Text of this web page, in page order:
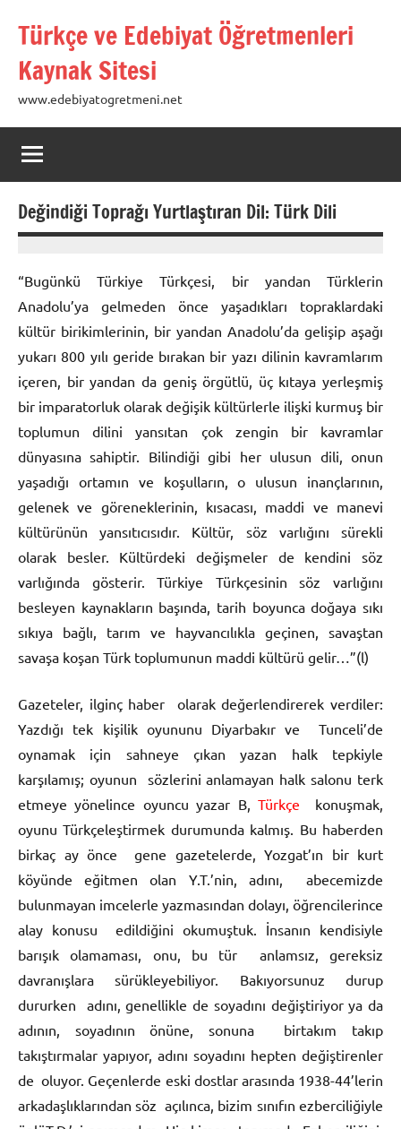
Türkçe ve Edebiyat Öğretmenleri
Kaynak Sitesi
www.edebiyatogretmeni.net
Değindiği Toprağı Yurtlaştıran Dil: Türk Dili
Ocak
2013
“Bugünkü Türkiye Türkçesi, bir yandan Türklerin
Anadolu’ya gelmeden önce yaşadıkları topraklardaki
kültür birikimlerinin, bir yandan Anadolu’da gelişip aşağı
yukarı 800 yılı geride bırakan bir yazı dilinin kavramlarım
içeren, bir yandan da geniş örgütlü, üç kıtaya yerleşmiş
bir imparatorluk olarak değişik kültürlerle ilişki kurmuş bir
toplumun dilini yansıtan çok zengin bir kavramlar
dünyasına sahiptir. Bilindiği gibi her ulusun dili, onun
yaşadığı ortamın ve koşulların, o ulusun inançlarının,
gelenek ve göreneklerinin, kısacası, maddi ve manevi
kültürünün yansıtıcısıdır. Kültür, söz varlığını sürekli
olarak besler. Kültürdeki değişmeler de kendini söz
varlığında gösterir. Türkiye Türkçesinin söz varlığını
besleyen kaynakların başında, tarih boyunca doğaya sıkı
sıkıya bağlı, tarım ve hayvancılıkla geçinen, savaştan
savaşa koşan Türk toplumunun maddi kültürü gelir…”(l)
Gazeteler, ilginç haber olarak değerlendirerek verdiler:
Yazdığı tek kişilik oyununu Diyarbakır ve Tunceli’de
oynamak için sahneye çıkan yazan halk tepkiyle
karşılamış; oyunun sözlerini anlamayan halk salonu terk
etmeye yönelince oyuncu yazar B,Türkçe konuşmak,
oyunu Türkçeleştirmek durumunda kalmış. Bu haberden
birkaç ay önce gene gazetelerde, Yozgat’ın bir kurt
köyünde eğitmen olan Y.T.’nin, adını, abecemizde
bulunmayan imcelerle yazmasından dolayı, öğrencilerince
alay konusu edildiğini okumuştuk. İnsanın kendisiyle
barışık olamaması, onu, bu tür anlamsız, gereksiz
davranışlara sürükleyebiliyor. Bakıyorsunuz durup
dururken adını, genellikle de soyadını değiştiriyor ya da
adının, soyadının önüne, sonuna birtakım takıp
takıştırmalar yapıyor, adını soyadını hepten değiştirenler
de oluyor. Geçenlerde eski dostlar arasında 1938-44’lerin
arkadaşlıklarından söz açılınca, bizim sınıfın ezberciliğiyle